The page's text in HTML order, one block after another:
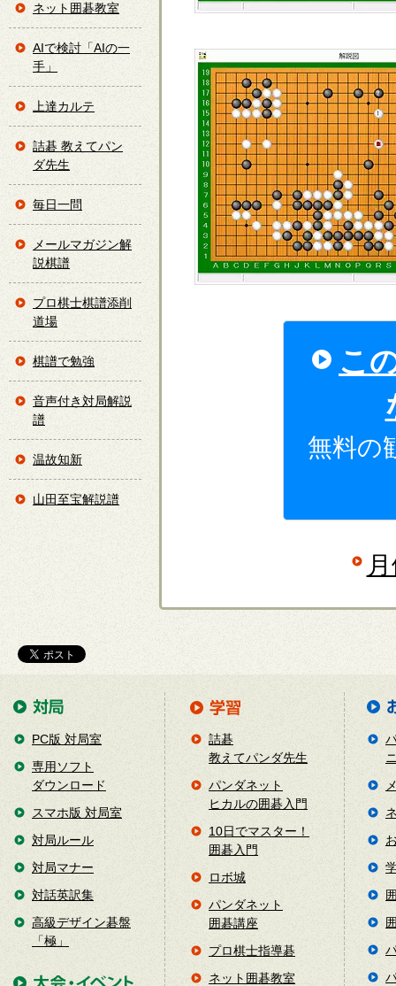
こ
無料の
ネット囲碁教室
AIで検討「AIの一
手」
上達カルテ
詰碁 教えてパン
ダ先生
毎日一問
メールマガジン解
説棋譜
プロ棋士棋譜添削
道場
棋譜で勉強
音声付き対局解説
譜
温故知新
山田至宝解説譜
PC版 対局室
専用ソフト
ダウンロード
スマホ版 対局室
対局ルール
対局マナー
対話英訳集
高級デザイン碁盤
「極」
詰碁
教えてパンダ先生
パンダネット
ヒカルの囲碁入門
10日でマスター！
囲碁入門
ロボ城
パンダネット
囲碁講座
プロ棋士指導碁
ネット囲碁教室